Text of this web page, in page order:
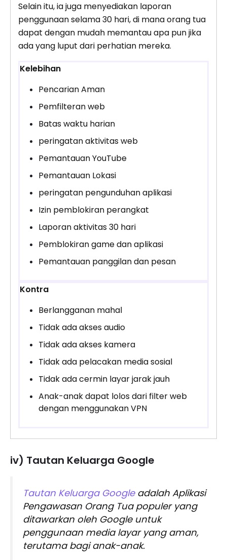
Selain itu, ia juga menyediakan laporan
penggunaan selama 30 hari, di mana orang tua
dapat dengan mudah memantau apa pun jika
ada yang luput dari perhatian mereka.
Kelebihan
Pencarian Aman
Pemfilteran web
Batas waktu harian
peringatan aktivitas web
Pemantauan YouTube
Pemantauan Lokasi
peringatan pengunduhan aplikasi
Izin pemblokiran perangkat
Laporan aktivitas 30 hari
Pemblokiran game dan aplikasi
Pemantauan panggilan dan pesan
Kontra
Berlangganan mahal
Tidak ada akses audio
Tidak ada akses kamera
Tidak ada pelacakan media sosial
Tidak ada cermin layar jarak jauh
Anak-anak dapat lolos dari filter web
dengan menggunakan VPN
iv) Tautan Keluarga Google
Tautan Keluarga Googleadalah Aplikasi
Pengawasan Orang Tua populer yang
ditawarkan oleh Google untuk
penggunaan media layar yang aman,
terutama bagi anak-anak.